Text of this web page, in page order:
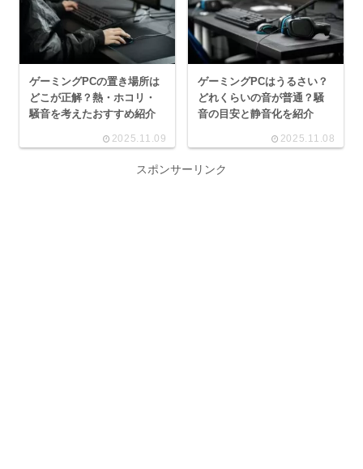
ゲーミングPCの置き場所は
どこが正解？熱・ホコリ・
騒音を考えたおすすめ紹介
2025.11.09
ゲーミングPCはうるさい？
どれくらいの音が普通？騒
音の目安と静音化を紹介
2025.11.08
スポンサーリンク